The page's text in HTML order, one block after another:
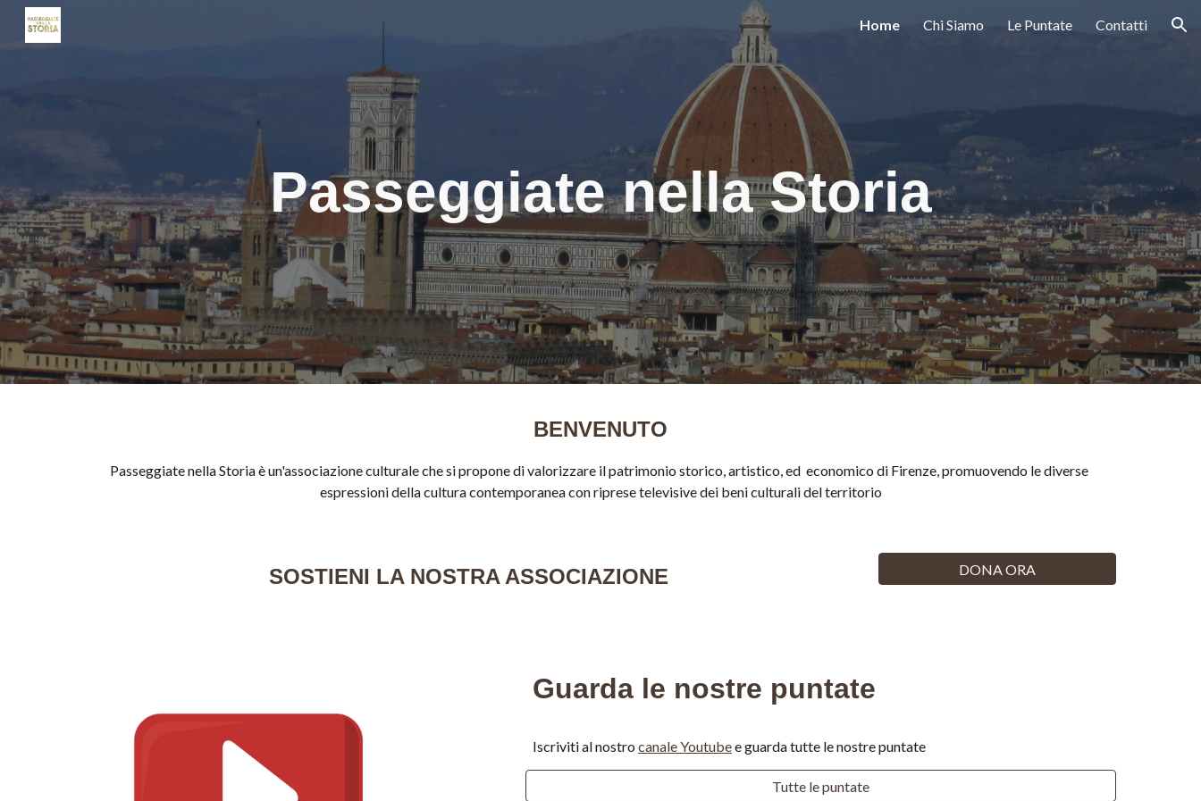
Skip to navigation Home Chi Siamo Le Puntate Contatti
Passeggiate nella Storia
BENVENUTO
Passeggiate nella Storia è un'associazione culturale che si propone di valorizzare il patrimonio storico, artistico, ed  economico di Firenze, promuovendo le diverse
espressioni della cultura contemporanea con riprese televisive dei beni culturali del territorio
SOSTIENI LA NOSTRA ASSOCIAZIONE DONA ORA
Guarda le nostre puntate
Iscriviti al nostro canale Youtube e guarda tutte le nostre puntate
Tutte le puntate